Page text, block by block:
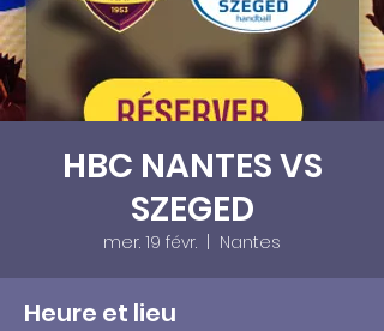
HBC NANTES VS
SZEGED
mer. 19 févr. Nantes
Heure et lieu